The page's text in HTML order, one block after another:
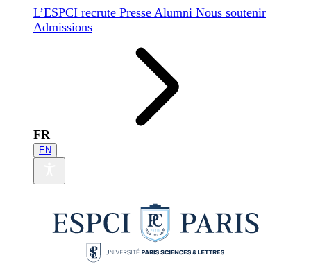
L’ESPCI recrute Presse Alumni Nous soutenir
Admissions
FR
EN